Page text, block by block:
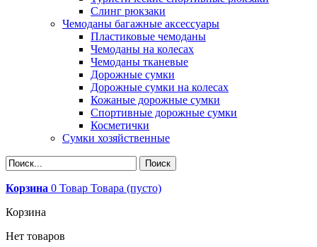
Слинг рюкзаки
Чемоданы багажные аксессуары
Пластиковые чемоданы
Чемоданы на колесах
Чемоданы тканевые
Дорожные сумки
Дорожные сумки на колесах
Кожаные дорожные сумки
Спортивные дорожные сумки
Косметички
Сумки хозяйственные
Корзина 0 Товар Товара (пусто)
Корзина
Нет товаров